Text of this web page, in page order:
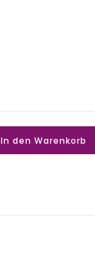
In den Warenkorb